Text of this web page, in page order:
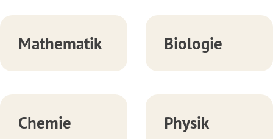
Mathematik Biologie
Chemie Physik